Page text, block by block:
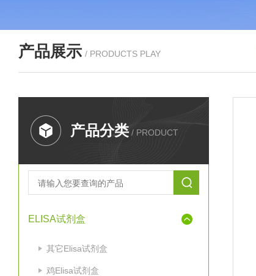
产品展示 / PRODUCTS PLAY
产品分类 / PRODUCT
ELISA试剂盒
其它Elisa试剂盒
鸡Elisa试剂盒